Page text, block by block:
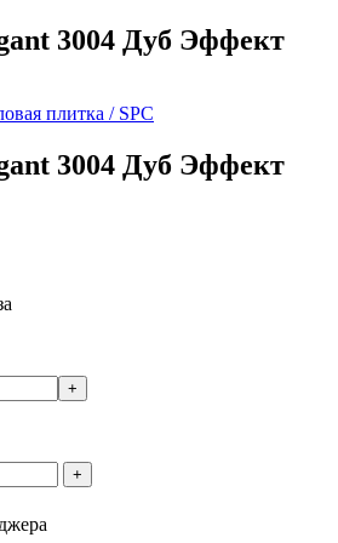
3004 Дуб Эффект
плитка / SPС
3004 Дуб Эффект
+
+